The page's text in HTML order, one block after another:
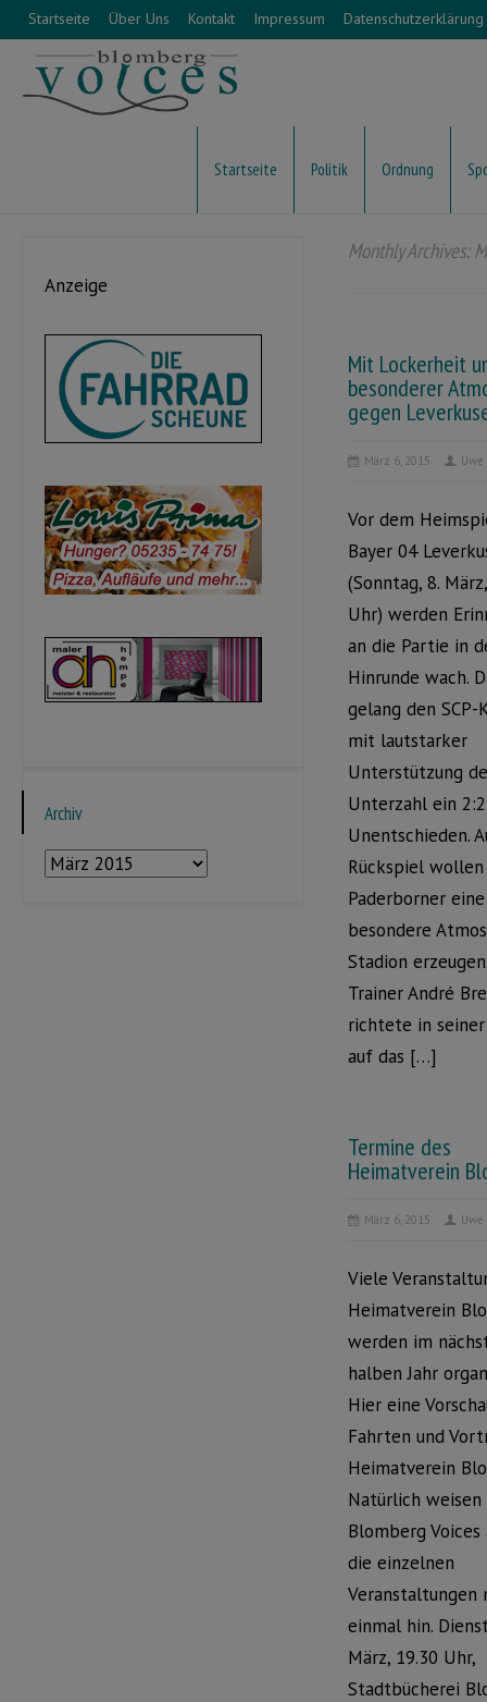
Startseite Über Uns Kontakt Impressum Datenschutzerklärung
Startseite Politik Ordnung
Monthly Archives:
Mit Lockerheit
besonderer
gegen
März 6, 2015
Vor dem
Bayer 04
(Sonntag, 8.
Uhr) werden
an die Partie in
Hinrunde wach.
gelang den SCP-
mit lautstarker
Unterstützung
Unterzahl ein
Unentschieden.
Rückspiel
Paderborner eine
besondere
Stadion
Trainer André
richtete in seiner
auf das […]
Termine des
Heimatverein
März 6, 2015
Viele
Heimatverein
werden im
halben Jahr
Hier eine
Fahrten und
Heimatverein
Natürlich
Blomberg Voices
die einzelnen
Veranstaltungen
einmal hin.
März, 19.30 Uhr,
Stadtbücherei
Anzeige
Archiv
Archiv